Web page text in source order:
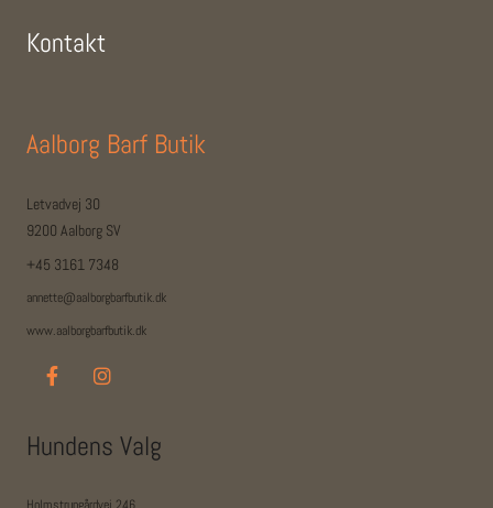
Kontakt
Aalborg Barf Butik
Letvadvej 30
9200 Aalborg SV
+45 3161 7348
annette@aalborgbarfbutik.dk
www.aalborgbarfbutik.dk
Hundens Valg
Holmstrupgårdvej 246